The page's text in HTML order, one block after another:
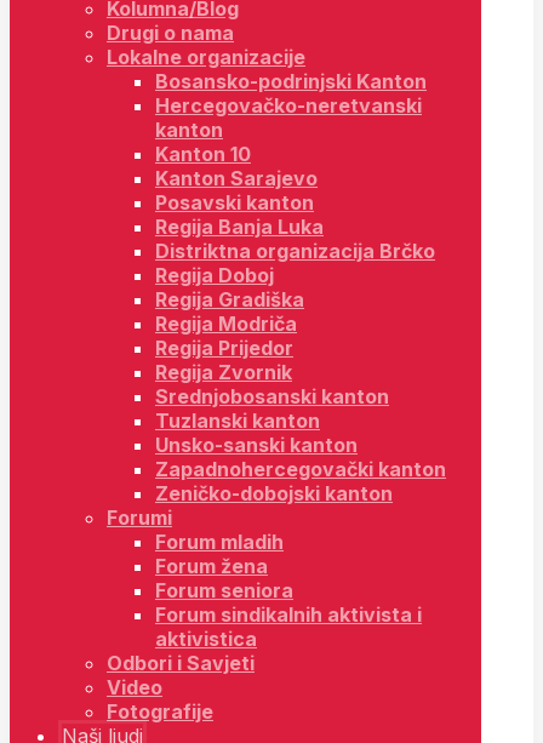
Kolumna/Blog
Drugi o nama
Lokalne organizacije
Bosansko-podrinjski Kanton
Hercegovačko-neretvanski
kanton
Kanton 10
Kanton Sarajevo
Posavski kanton
Regija Banja Luka
Distriktna organizacija Brčko
Regija Doboj
Regija Gradiška
Regija Modriča
Regija Prijedor
Regija Zvornik
Srednjobosanski kanton
Tuzlanski kanton
Unsko-sanski kanton
Zapadnohercegovački kanton
Zeničko-dobojski kanton
Forumi
Forum mladih
Forum žena
Forum seniora
Forum sindikalnih aktivista i
aktivistica
Odbori i Savjeti
Video
Fotografije
Naši ljudi